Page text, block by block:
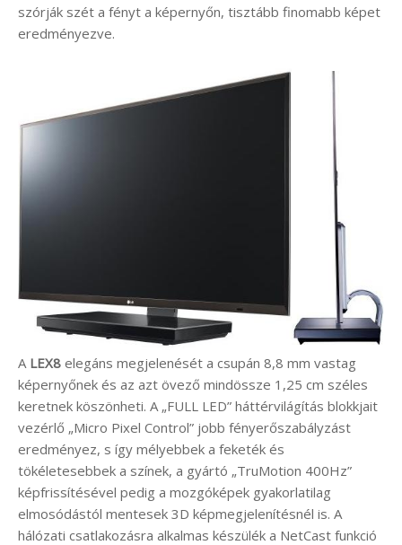
szórják szét a fényt a képernyőn, tisztább finomabb képet
eredményezve.
A LEX8 elegáns megjelenését a csupán 8,8 mm vastag
képernyőnek és az azt övező mindössze 1,25 cm széles
keretnek köszönheti. A „FULL LED” háttérvilágítás blokkjait
vezérlő „Micro Pixel Control” jobb fényerőszabályzást
eredményez, s így mélyebbek a feketék és
tökéletesebbek a színek, a gyártó „TruMotion 400Hz”
képfrissítésével pedig a mozgóképek gyakorlatilag
elmosódástól mentesek 3D képmegjelenítésnél is. A
hálózati csatlakozásra alkalmas készülék a NetCast funkció